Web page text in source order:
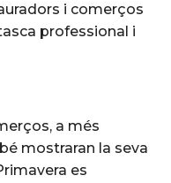
i comerços
professional i
a més
mostraran la seva
es